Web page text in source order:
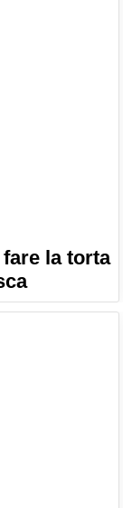
la torta